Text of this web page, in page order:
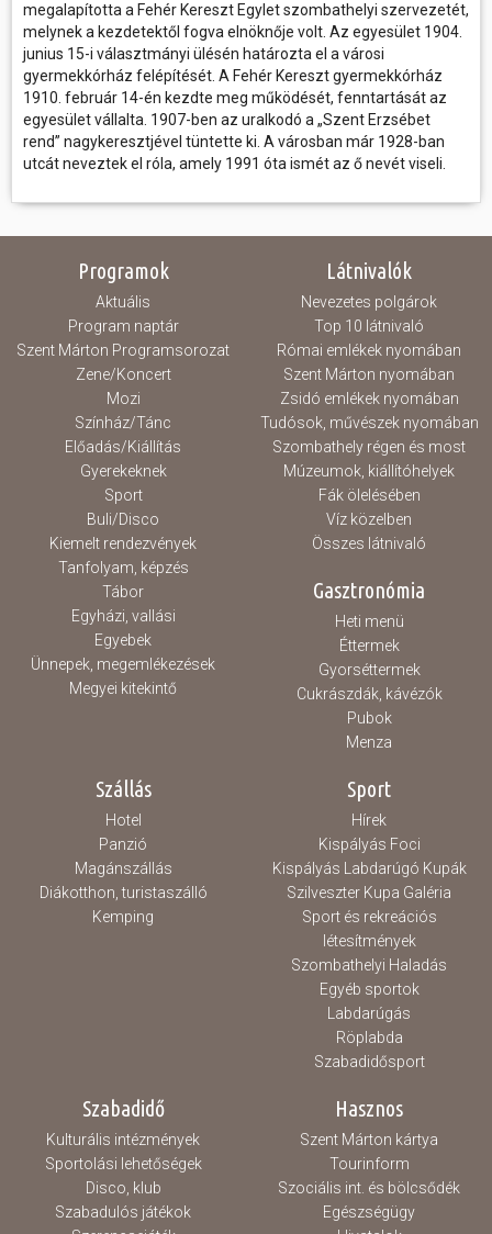
megalapította a Fehér Kereszt Egylet szombathelyi szervezetét,
melynek a kezdetektől fogva elnöknője volt. Az egyesület 1904.
junius 15-i választmányi ülésén határozta el a városi
gyermekkórház felépítését. A Fehér Kereszt gyermekkórház
1910. február 14-én kezdte meg működését, fenntartását az
egyesület vállalta. 1907-ben az uralkodó a „Szent Erzsébet
rend” nagykeresztjével tüntette ki. A városban már 1928-ban
utcát neveztek el róla, amely 1991 óta ismét az ő nevét viseli.
Programok
Aktuális
Program naptár
Szent Márton Programsorozat
Zene/Koncert
Mozi
Színház/Tánc
Előadás/Kiállítás
Gyerekeknek
Sport
Buli/Disco
Kiemelt rendezvények
Tanfolyam, képzés
Tábor
Egyházi, vallási
Egyebek
Ünnepek, megemlékezések
Megyei kitekintő
Látnivalók
Nevezetes polgárok
Top 10 látnivaló
Római emlékek nyomában
Szent Márton nyomában
Zsidó emlékek nyomában
Tudósok, művészek nyomában
Szombathely régen és most
Múzeumok, kiállítóhelyek
Fák ölelésében
Víz közelben
Összes látnivaló
Gasztronómia
Heti menü
Éttermek
Gyorséttermek
Cukrászdák, kávézók
Pubok
Menza
Szállás
Hotel
Panzió
Magánszállás
Diákotthon, turistaszálló
Kemping
Sport
Hírek
Kispályás Foci
Kispályás Labdarúgó Kupák
Szilveszter Kupa Galéria
Sport és rekreációs
létesítmények
Szombathelyi Haladás
Egyéb sportok
Labdarúgás
Röplabda
Szabadidősport
Szabadidő
Kulturális intézmények
Sportolási lehetőségek
Disco, klub
Szabadulós játékok
Hasznos
Szent Márton kártya
Tourinform
Szociális int. és bölcsődék
Egészségügy